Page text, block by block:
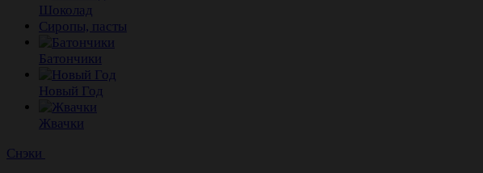
Шоколад
Сиропы, пасты
Батончики
Новый Год
Жвачки
Снэки